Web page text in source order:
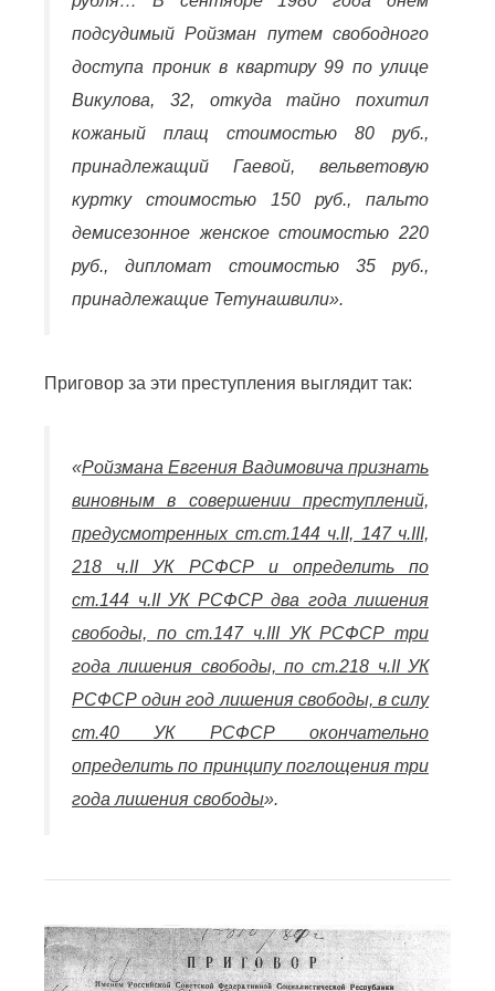
подсудимый Ройзман путем свободного
доступа проник в квартиру 99 по улице
Викулова, 32, откуда тайно похитил
кожаный плащ стоимостью 80 руб.,
принадлежащий Гаевой, вельветовую
куртку стоимостью 150 руб., пальто
демисезонное женское стоимостью 220
руб., дипломат стоимостью 35 руб.,
принадлежащие Тетунашвили».
Приговор за эти преступления выглядит так:
«Ройзмана Евгения Вадимовича признать
виновным в совершении преступлений,
предусмотренных ст.ст.144 ч.II, 147 ч.III,
218 ч.II УК РСФСР и определить по
ст.144 ч.II УК РСФСР два года лишения
свободы, по ст.147 ч.III УК РСФСР три
года лишения свободы, по ст.218 ч.II УК
РСФСР один год лишения свободы, в силу
ст.40 УК РСФСР окончательно
определить по принципу поглощения три
года лишения свободы».